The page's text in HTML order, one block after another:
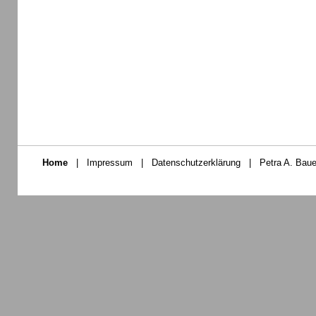
Home | Impressum | Datenschutzerklärung | Petra A.